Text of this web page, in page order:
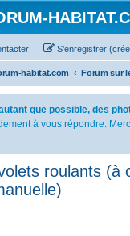
S’enregistrer
habitat.com
que possible, des
à vous répondre.
roulants (à